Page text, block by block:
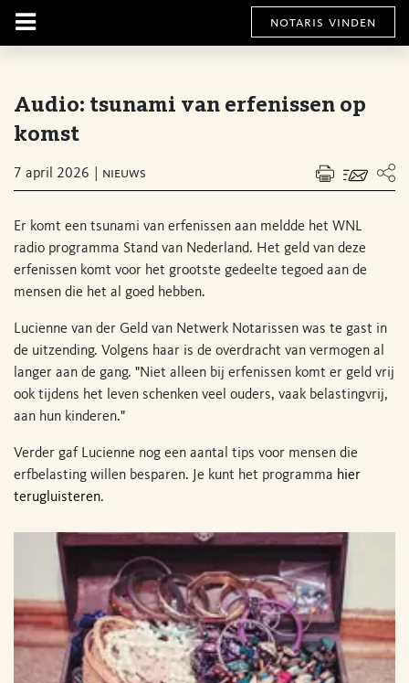
notaris vinden
Audio: tsunami van erfenissen op
komst
7 april 2026 nieuws
Er komt een tsunami van erfenissen aan meldde het WNL
radio programma Stand van Nederland. Het geld van deze
erfenissen komt voor het grootste gedeelte tegoed aan de
mensen die het al goed hebben.
Lucienne van der Geld van Netwerk Notarissen was te gast in
de uitzending. Volgens haar is de overdracht van vermogen al
langer aan de gang. "Niet alleen bij erfenissen komt er geld vrij
ook tijdens het leven schenken veel ouders, vaak belastingvrij,
aan hun kinderen."
Verder gaf Lucienne nog een aantal tips voor mensen die
erfbelasting willen besparen. Je kunt het programma hier
terugluisteren.